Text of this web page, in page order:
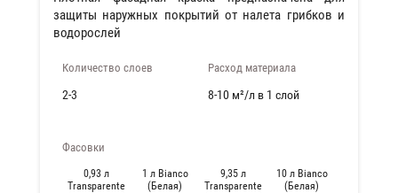
защиты наружных покрытий от налета грибков и
водорослей
Количество слоев
2-3
Расход материала
8-10 м²/л в 1 слой
Фасовки
0,93 л
Transparente
1 л Bianco
(Белая)
9,35 л
Transparente
10 л Bianco
(Белая)